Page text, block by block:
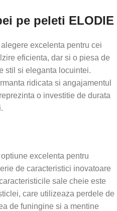
pe peleti ELODIE
excelenta pentru cei
eficienta, dar si o piesa de
stil si eleganta locuintei.
ridicata si angajamentul
o investitie de durata
excelenta pentru
de caracteristici inovatoare
sale cheie este
care utilizeaza perdele de
de funingine si a mentine